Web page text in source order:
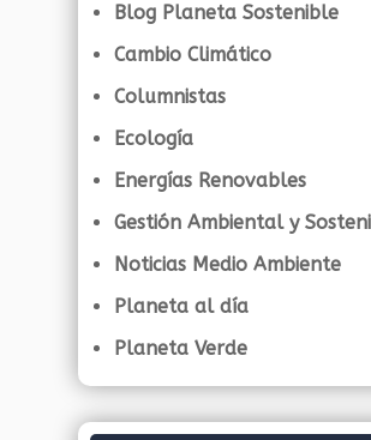
Blog Planeta Sostenible
Cambio Climático
Columnistas
Ecología
Energías Renovables
Gestión Ambiental y
Noticias Medio Ambiente
Planeta al día
Planeta Verde